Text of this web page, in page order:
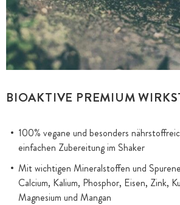
BIOAKTIVE PREMIUM
100% vegane und besonders
einfachen Zubereitung im Shaker
Mit wichtigen Mineralstoffen und
Calcium, Kalium, Phosphor, Eisen, Zink,
Magnesium und Mangan